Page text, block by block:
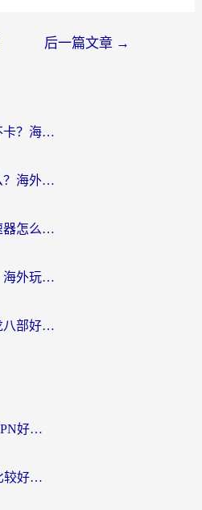
后一篇文章 →
在国外怎么打月圆之夜不卡？海外玩家国服游戏加速终极指南（附巴西英国游戏适配方案）
到国外还能玩英雄联盟么？海外玩家国服游戏畅玩终极指南
北美玩植物大战僵尸加速器怎么选？2026海外党必看的国服游戏加速指南
三国杀有免费加速器吗？海外玩家国服畅玩终极指南（附泰国南非专属解决方案）
国外用什么加速器打天龙八部好？2026海外玩家国服游戏加速全攻略
海外党必看：雷神手游VPN好用吗？和天速回国VPN对比哪个回国效果更好？附实用加速器选择指南
海外党必看：VPN哪个比较好用？3分钟找到适合你的回国加速方案